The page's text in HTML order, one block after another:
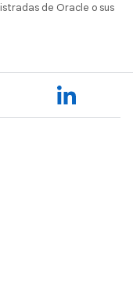
de Oracle o sus